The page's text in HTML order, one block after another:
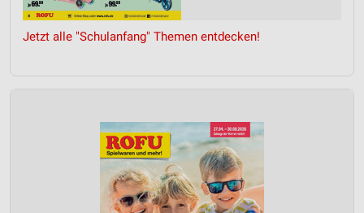
Jetzt alle "Schulanfang" Themen entdecken!